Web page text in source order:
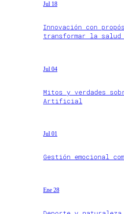
Jul 18
Innovación con
transformar la salud
Jul 04
Mitos y verdades
Artificial
Jul 01
Gestión emocional
Ene 28